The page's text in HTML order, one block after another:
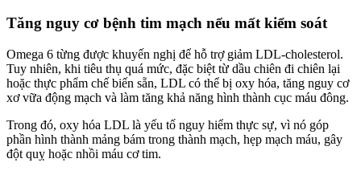
Tăng nguy cơ bệnh tim mạch nếu mất kiểm soát
Omega 6 từng được khuyến nghị để hỗ trợ giảm LDL-cholesterol.
Tuy nhiên, khi tiêu thụ quá mức, đặc biệt từ dầu chiên đi chiên lại
hoặc thực phẩm chế biến sẵn, LDL có thể bị oxy hóa, tăng nguy cơ
xơ vữa động mạch và làm tăng khả năng hình thành cục máu đông.
Trong đó, oxy hóa LDL là yếu tố nguy hiểm thực sự, vì nó góp
phần hình thành mảng bám trong thành mạch, hẹp mạch máu, gây
đột quỵ hoặc nhồi máu cơ tim.